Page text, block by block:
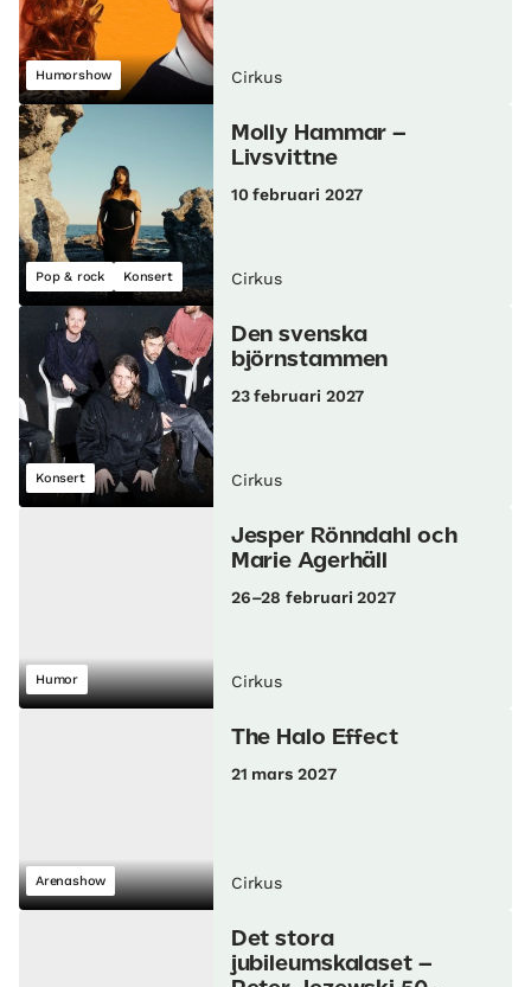
Humorshow Cirkus
Pop & rock Konsert
Molly Hammar –
Livsvittne
10 februari 2027
Cirkus
Konsert
Den svenska
björnstammen
23 februari 2027
Cirkus
Humor
Jesper Rönndahl och
Marie Agerhäll
26–28 februari 2027
Cirkus
Arenashow
The Halo Effect
21 mars 2027
Cirkus
Det stora
jubileumskalaset –